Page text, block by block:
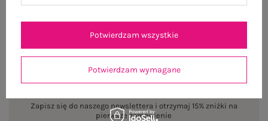
NEWSLETTER
Zapisz się do naszego newslettera i otrzymaj 15% zniżki na
pierwsze zamówienie
Potwierdzam wymagane
Potwierdzam wszystkie